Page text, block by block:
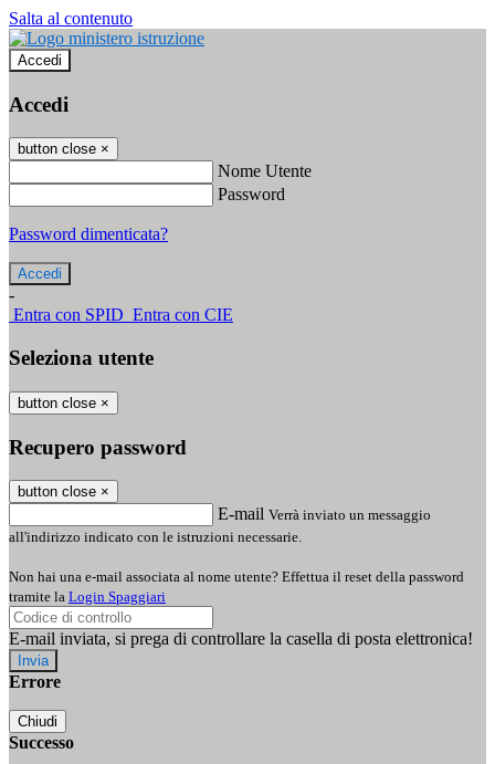
Salta al contenuto
Accedi
Accedi
button close ×
Nome Utente
Password
Password dimenticata?
-
Entra con SPID Entra con CIE
Seleziona utente
button close ×
Recupero password
button close ×
E-mail Verrà inviato un messaggio
all'indirizzo indicato con le istruzioni necessarie.
Non hai una e-mail associata al nome utente? Effettua il reset della password
tramite la Login Spaggiari
E-mail inviata, si prega di controllare la casella di posta elettronica!
Errore
Chiudi
Successo